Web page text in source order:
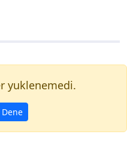
yuklenemedi.